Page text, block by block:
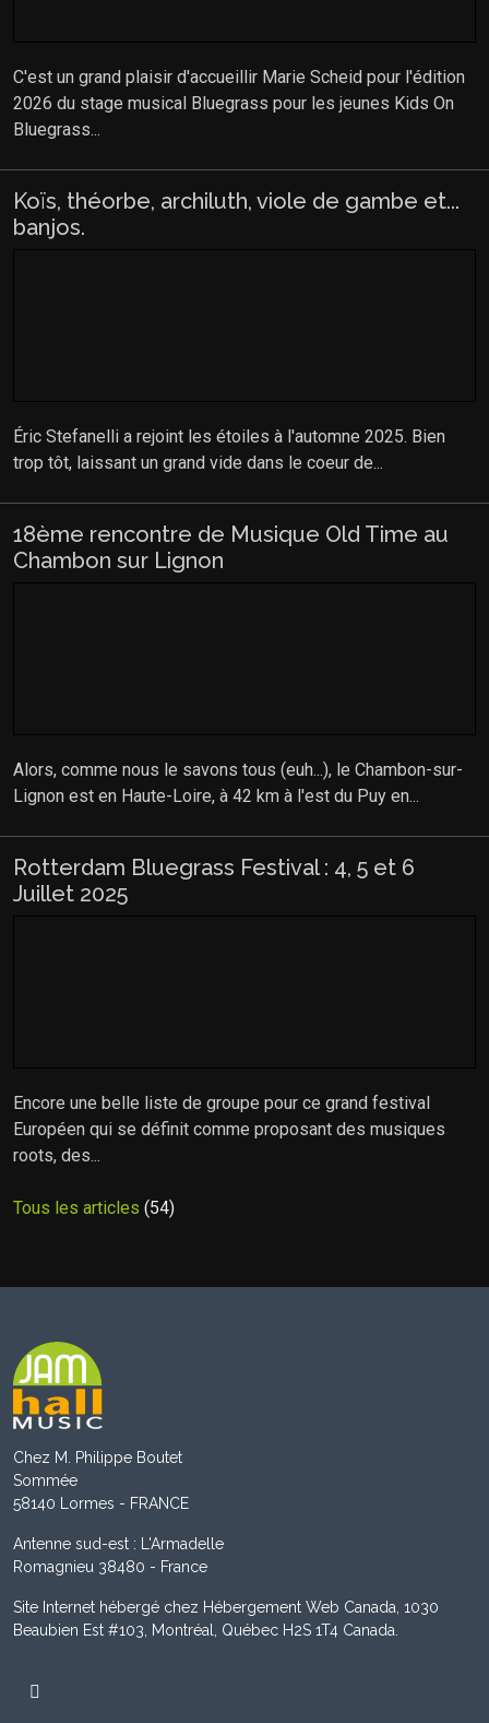
C'est un grand plaisir d'accueillir Marie Scheid pour l'édition
2026 du stage musical Bluegrass pour les jeunes Kids On
Bluegrass...
Koïs, théorbe, archiluth, viole de gambe et...
banjos.
Éric Stefanelli a rejoint les étoiles à l'automne 2025. Bien
trop tôt, laissant un grand vide dans le coeur de...
18ème rencontre de Musique Old Time au
Chambon sur Lignon
Alors, comme nous le savons tous (euh...), le Chambon-sur-
Lignon est en Haute-Loire, à 42 km à l'est du Puy en...
Rotterdam Bluegrass Festival : 4, 5 et 6
Juillet 2025
Encore une belle liste de groupe pour ce grand festival
Européen qui se définit comme proposant des musiques
roots, des...
Tous les articles (54)
Chez M. Philippe Boutet
Sommée
58140 Lormes - FRANCE
Antenne sud-est : L'Armadelle
Romagnieu 38480 - France
Site Internet hébergé chez Hébergement Web Canada, 1030
Beaubien Est #103, Montréal, Québec H2S 1T4 Canada.